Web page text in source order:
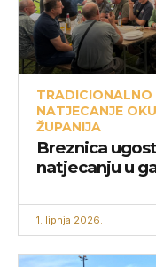
NATJECANJE
ŽUPANIJA
Breznica
natjecanju u
1. lipnja 2026.